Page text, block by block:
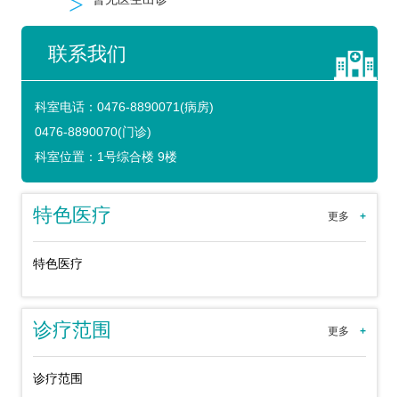
联系我们
科室电话： 0476-8890071(病房)
0476-8890070(门诊)
科室位置： 1号综合楼 9楼
更多+
特色医疗
特色医疗
更多+
诊疗范围
诊疗范围